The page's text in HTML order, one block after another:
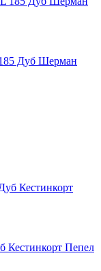
Дуб Шерман
Кестинкорт Пепел